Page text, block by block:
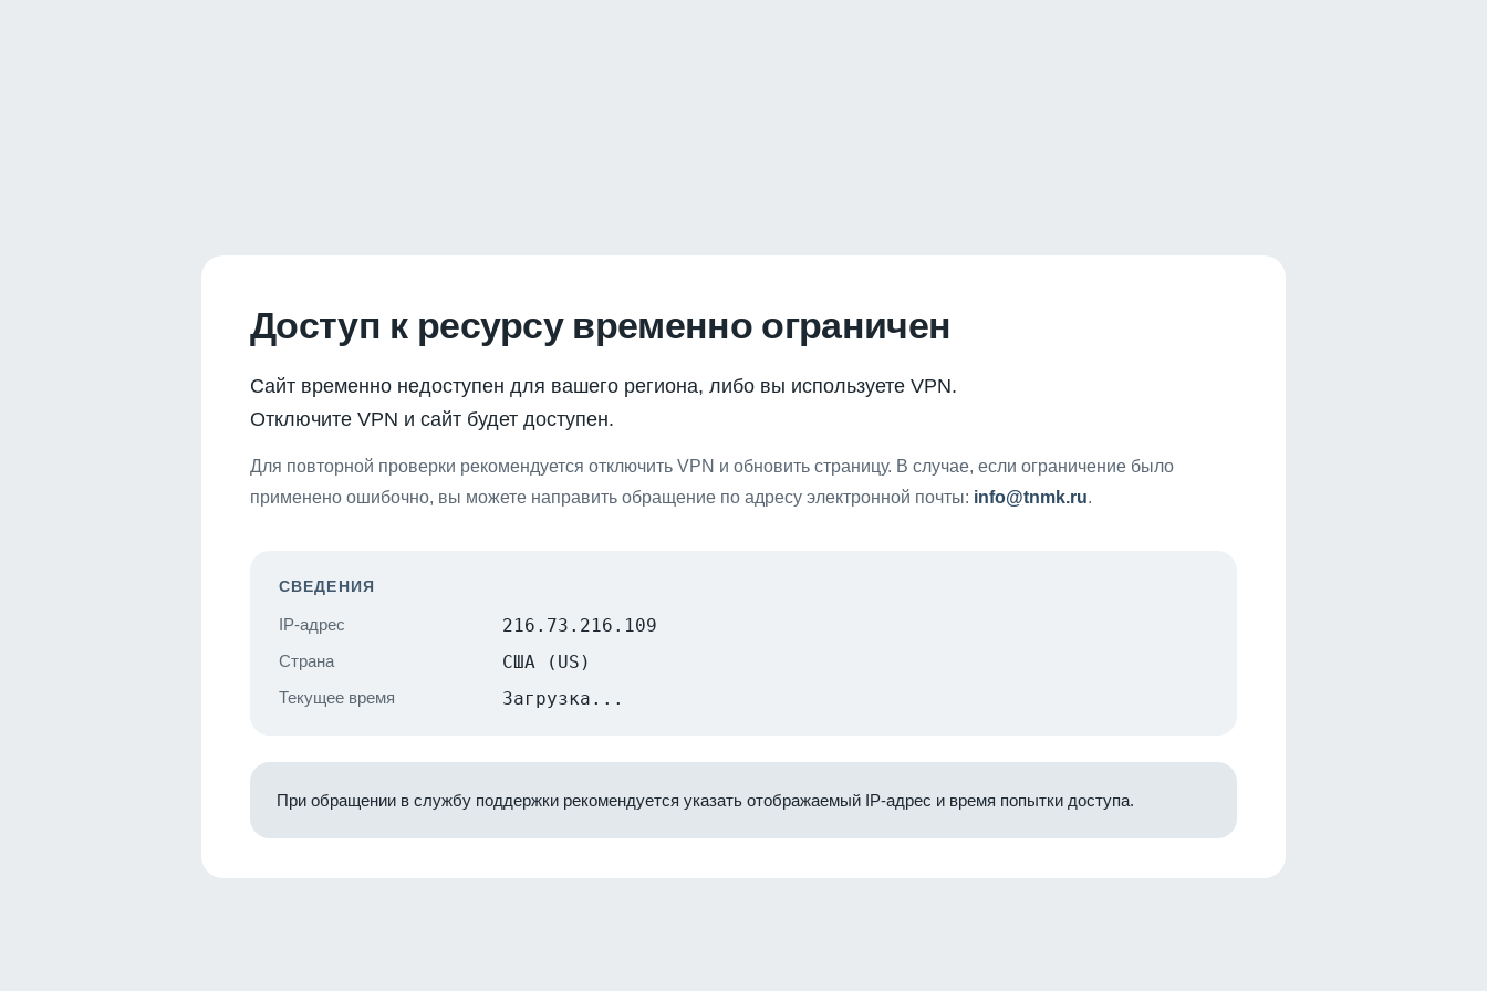
Доступ к ресурсу временно ограничен
Сайт временно недоступен для вашего региона, либо вы используете VPN.
Отключите VPN и сайт будет доступен.
Для повторной проверки рекомендуется отключить VPN и обновить страницу. В случае, если ограничение было
применено ошибочно, вы можете направить обращение по адресу электронной почты: info@tnmk.ru.
СВЕДЕНИЯ
IP-адрес 216.73.216.109
Страна США (US)
Текущее время Загрузка...
При обращении в службу поддержки рекомендуется указать отображаемый IP-адрес и время попытки доступа.